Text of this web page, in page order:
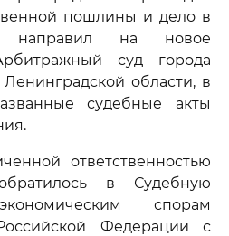
пошлины и дело в
направил на новое
суд города
области, в
судебные акты
ответственностью
в Судебную
спорам
Федерации с